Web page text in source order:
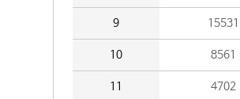
9 15531
10 8561
11 4702